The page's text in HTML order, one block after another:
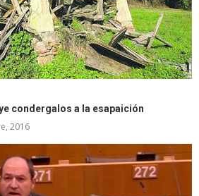
condergalos a la esapaición
2016